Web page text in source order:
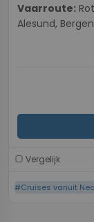
Vaarroute:
Alesund,
Vergelijk
#Cruises vanuit